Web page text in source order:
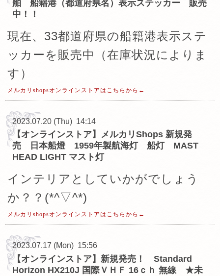
舶 船籍港（都道府県名）表示ステッカー 販売
中！！
現在、33都道府県の船籍港表示ステ
ッカーを販売中（在庫状況によりま
す）
メルカリshopsオンラインストアはこちらから←
2023.07.20 (Thu) 14:14
【オンラインストア】メルカリShops 新規発
売 日本船燈 1959年製航海灯 船灯 MAST
HEAD LIGHT マスト灯
インテリアとしていかがでしょう
か？？(*^▽^*)
メルカリshopsオンラインストアはこちらから←
2023.07.17 (Mon) 15:56
【オンラインストア】新規発売！ Standard
Horizon HX210J 国際ＶＨＦ 16ｃｈ 無線 ★未